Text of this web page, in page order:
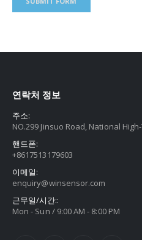
연락처 정보
주소:
NO.299 Jinsuo Road, National
핸드폰:
+8617513179603
이메일:
enquiry@winsensor.com
근무일/시간::
Mon - Sun / 9:00 AM - 8:00 PM